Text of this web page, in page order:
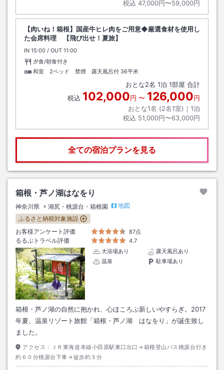
税込 47,000円〜59,000円
【肉いね！箱根】国産牛ヒレ肉をご用意◆厳選食材を使用し
た会席料理 【飛び出せ！夏旅】
IN チェックイン
15:00 / OUT チェックアウト
11:00
夕食/朝食付き
和室 2ベッド 禁煙 露天風呂付 36平米
おとな2名 1泊 1部屋 合計
税込 102,000円 〜 126,000円
おとな1名 (2名1室)｜ 1泊
税込 51,000円〜63,000円
全ての宿泊プランを見る
箱根・芦ノ湖はなをり
神奈川県 湖尻・桃源台・箱根園
地図
ふるさと納税対象施設
お客様アンケート評価
87点
るるぶトラベル評価
4.7
大浴場あり
露天風呂あり
温泉
駐車場あり
箱根・芦ノ湖の自然に抱かれ、心ほころぶ新しいやすらぎ。2017
年夏、温泉リゾート旅館「箱根・芦ノ湖 はなをり」が誕生致し
ました。
アクセス：
ＪＲ東海道本線小田原駅東口出口→箱根登山バス桃源台行き
約６０分桃源台下車→徒歩約３分